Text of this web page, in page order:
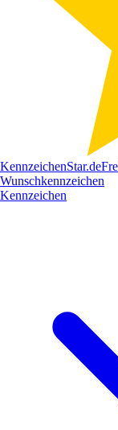
KennzeichenStar.de
Wunschkennzeichen
Kennzeichen